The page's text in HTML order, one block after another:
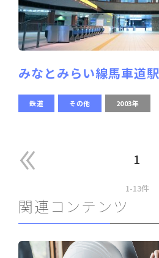
みなとみらい線馬車道駅
鉄道 その他 2003年
1
1-13件
関連コンテンツ